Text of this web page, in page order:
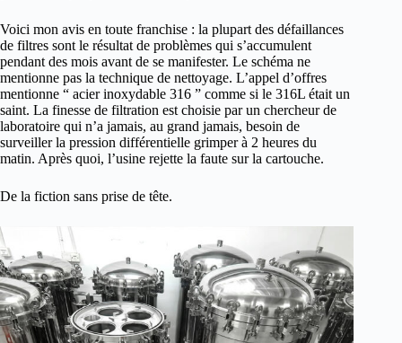
Voici mon avis en toute franchise : la plupart des défaillances
de filtres sont le résultat de problèmes qui s’accumulent
pendant des mois avant de se manifester. Le schéma ne
mentionne pas la technique de nettoyage. L’appel d’offres
mentionne “ acier inoxydable 316 ” comme si le 316L était un
saint. La finesse de filtration est choisie par un chercheur de
laboratoire qui n’a jamais, au grand jamais, besoin de
surveiller la pression différentielle grimper à 2 heures du
matin. Après quoi, l’usine rejette la faute sur la cartouche.
De la fiction sans prise de tête.